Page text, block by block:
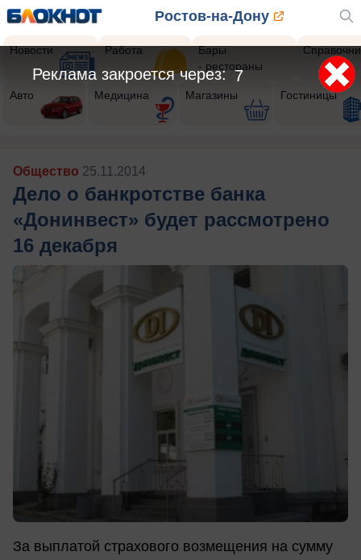
Ростов-на-Дону
Новости Работа
Бары
- рестораны
Авто Медицина Магазины Гостиницы
Общество 25.11.2014
Дело о банкротстве банка
«Донинвест» будет рассмотрено
16 декабря
За выплатой страхового возмещения на сумму
5
Реклама закроется через: